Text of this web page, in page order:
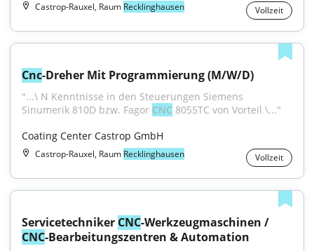
Castrop-Rauxel, Raum Recklinghausen Vollzeit
Cnc-Dreher Mit Programmierung (M/W/D)
"...\ N Kenntnisse in den Steuerungen Siemens
Sinumerik 810D bzw. Fagor CNC 8055TC von Vorteil \..."
Coating Center Castrop GmbH
Castrop-Rauxel, Raum Recklinghausen Vollzeit
Servicetechniker CNC
CNC-Bearbeitungszentren & Automation